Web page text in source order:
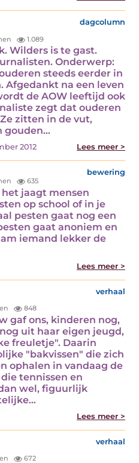
dagcolumn
1.089
Wilders is te gast.
Onderwerp:
steeds eerder in
Afgedankt na een leven
de AOW leeftijd ook
zegt dat ouderen
zitten in de vut,
gouden…
2012 Lees meer >
bewering
635
jaagt mensen
op school of in je
pesten gaat nog een
gaat anoniem en
iemand lekker de
Lees meer >
verhaal
848
gaf ons, kinderen nog,
uit haar eigen jeugd,
freuletje". Daarin
"bakvissen" die zich
ophalen in vandaag de
tennissen en
wel, figuurlijk
Lees meer >
verhaal
672